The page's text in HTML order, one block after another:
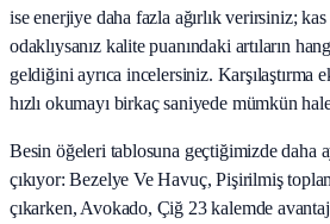
ise enerjiye daha fazla ağırlık verirsiniz;
odaklıysanız kalite puanındaki artıların
geldiğini ayrıca incelersiniz. Karşılaştırma
hızlı okumayı birkaç saniyede mümkün
Besin öğeleri tablosuna geçtiğimizde daha
çıkıyor: Bezelye Ve Havuç, Pişirilmiş
çıkarken, Avokado, Çiğ 23 kalemde